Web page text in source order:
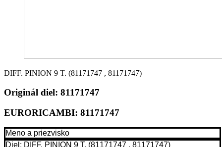
DIFF. PINION 9 T. (81171747 , 81171747)
Originál diel: 81171747
EURORICAMBI: 81171747